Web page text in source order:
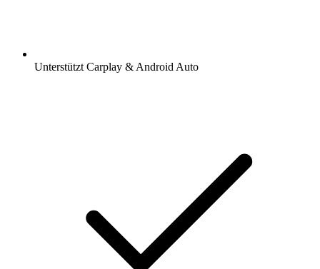
Unterstützt Carplay & Android Auto